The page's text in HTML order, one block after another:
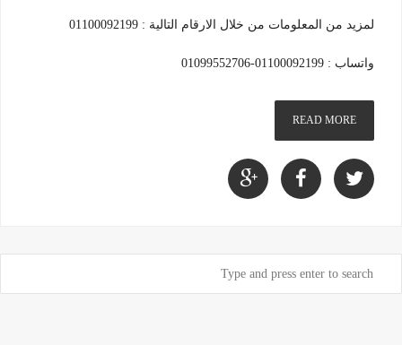
لمزيد من المعلومات من خلال الارقام التالية : 01100092199
واتساب : 01100092199-01099552706
READ MORE